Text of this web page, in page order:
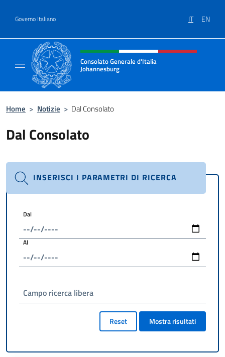
Governo Italiano IT EN
Intestazione sito, social e menù
Consolato Generale d'Italia
Johannesburg
Home > Notizie > Dal Consolato
Dal Consolato
INSERISCI I PARAMETRI DI RICERCA
Dal
Al
Campo ricerca libera
Reset Mostra risultati